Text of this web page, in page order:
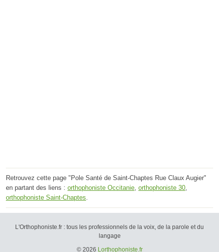
Retrouvez cette page "Pole Santé de Saint-Chaptes Rue Claux Augier"
en partant des liens : orthophoniste Occitanie orthophoniste 30
orthophoniste Saint-Chaptes
L'Orthophoniste.fr : tous les professionnels de la voix, de la parole et du
langage
© 2026 Lorthophoniste.fr